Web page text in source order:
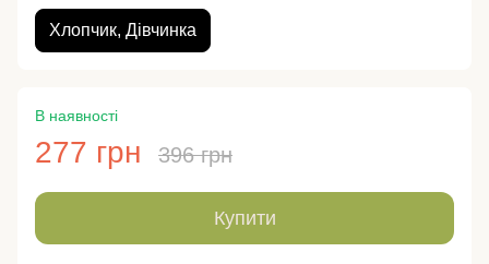
Хлопчик, Дівчинка
В наявності
277 грн 396 грн
Купити